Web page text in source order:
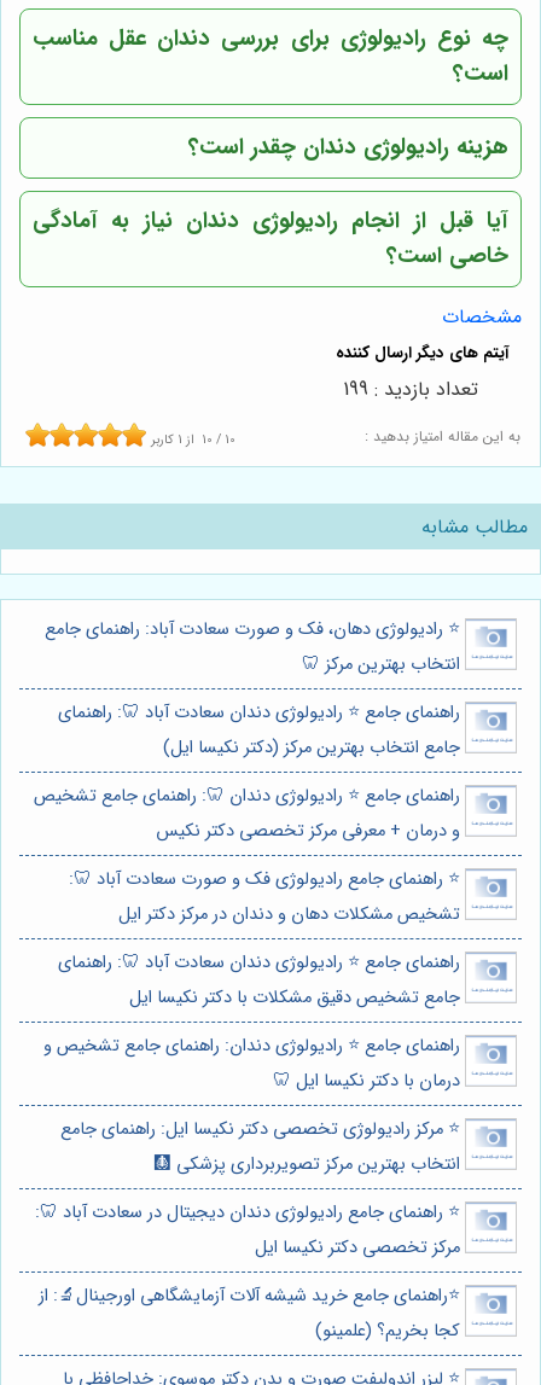
چه نوع رادیولوژی برای بررسی دندان عقل مناسب
است؟
هزینه رادیولوژی دندان چقدر است؟
آیا قبل از انجام رادیولوژی دندان نیاز به آمادگی
خاصی است؟
مشخصات
به این مقاله امتیاز بدهید : 10 / 10 از 1 کاربر
تعداد بازدید : 199
مطالب مشابه
⭐️ رادیولوژی دهان، فک و صورت سعادت آباد: راهنمای جامع
انتخاب بهترین مرکز 🦷
راهنمای جامع ⭐️ رادیولوژی دندان سعادت آباد 🦷: راهنمای
جامع انتخاب بهترین مرکز (دکتر نکیسا ایل)
راهنمای جامع ⭐️ رادیولوژی دندان 🦷: راهنمای جامع تشخیص
و درمان + معرفی مرکز تخصصی دکتر نکیس
⭐️ راهنمای جامع رادیولوژی فک و صورت سعادت آباد 🦷:
تشخیص مشکلات دهان و دندان در مرکز دکتر ایل
راهنمای جامع ⭐️ رادیولوژی دندان سعادت آباد 🦷: راهنمای
جامع تشخیص دقیق مشکلات با دکتر نکیسا ایل
راهنمای جامع ⭐️ رادیولوژی دندان: راهنمای جامع تشخیص و
درمان با دکتر نکیسا ایل 🦷
⭐️ مرکز رادیولوژی تخصصی دکتر نکیسا ایل: راهنمای جامع
انتخاب بهترین مرکز تصویربرداری پزشکی 🩻
⭐️ راهنمای جامع رادیولوژی دندان دیجیتال در سعادت آباد 🦷:
مرکز تخصصی دکتر نکیسا ایل
⭐️راهنمای جامع خرید شیشه آلات آزمایشگاهی اورجینال🔬: از
کجا بخریم؟ (علمینو)